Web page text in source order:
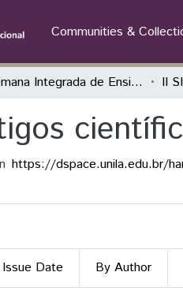
Communities &
Semana Integrada de Ensino, Pesquisa e Extensão (SIEPE)
https://dspace.unila.edu.br/
Date By Author